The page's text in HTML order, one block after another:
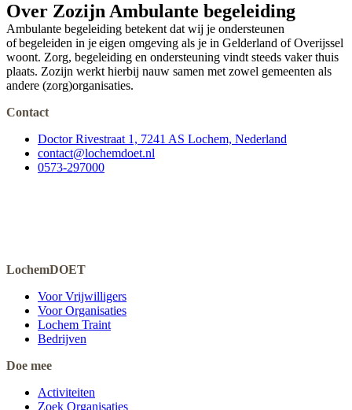
Over Zozijn Ambulante begeleiding
Ambulante begeleiding betekent dat wij je ondersteunen
of begeleiden in je eigen omgeving als je in Gelderland of Overijssel
woont. Zorg, begeleiding en ondersteuning vindt steeds vaker thuis
plaats. Zozijn werkt hierbij nauw samen met zowel gemeenten als
andere (zorg)organisaties.
Contact
Doctor Rivestraat 1, 7241 AS Lochem, Nederland
contact@lochemdoet.nl
0573-297000
LochemDOET
Voor Vrijwilligers
Voor Organisaties
Lochem Traint
Bedrijven
Doe mee
Activiteiten
Zoek Organisaties